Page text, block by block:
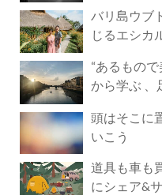
バリ島ウブ
じるエシカ
“あるもの
から学ぶ 、
頭はそこに
いこう
道具も車も
にシェア&